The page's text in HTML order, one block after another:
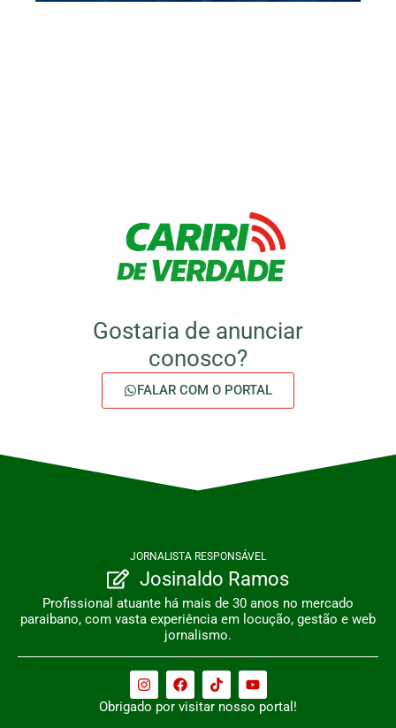
Gostaria de anunciar
conosco?
FALAR COM O PORTAL
JORNALISTA RESPONSÁVEL
Josinaldo Ramos
Profissional atuante há mais de 30 anos no mercado
paraibano, com vasta experiência em locução, gestão e web
jornalismo.
Obrigado por visitar nosso portal!